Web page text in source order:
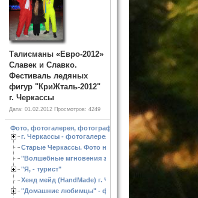
Талисманы «Евро-2012»
Славек и Славко.
Фестиваль ледяных
фигур "КриЖталь-2012"
г. Черкассы
Дата: 01.02.2012 Просмотров: 4249
Фото, фотогалерея, фотографии Черкассы, зоопарк,
г. Черкассы - фотогалерея
Старые Черкассы. Фото начало ХХ ст.
"Волшебные мгновения зимы"
"Я, - турист"
Хенд мейд (HandMade) г. Черкассы, - изделия ручной
"Домашние любимцы" - фото